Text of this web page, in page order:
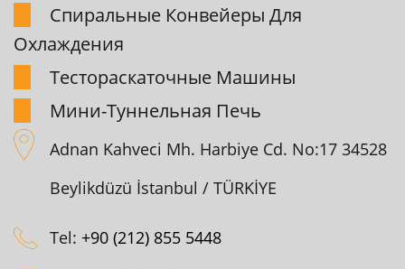
Спиpальные Конвейеpы Для
Охлаждения
Тестоpаскаточные Машины
Мини-Туннельная Печь
Adnan Kahveci Mh. Harbiye Cd. No:17 34528
Beylikdüzü İstanbul / TÜRKİYE
Tel: +90 (212) 855 5448